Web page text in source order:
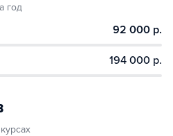
год
92 000 р.
194 000 р.